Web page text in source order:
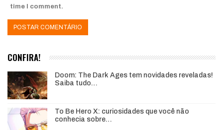
time I comment.
CONFIRA!
Doom: The Dark Ages tem novidades reveladas!
Saiba tudo…
To Be Hero X: curiosidades que você não
conhecia sobre…